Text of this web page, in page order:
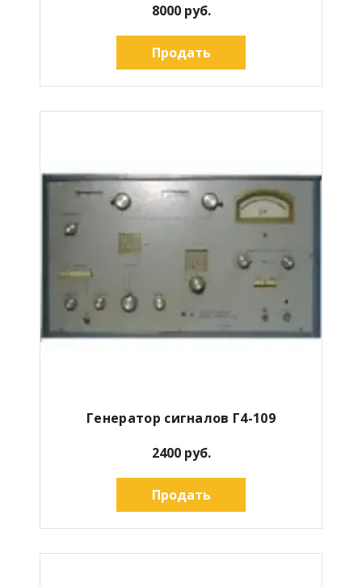
8000 руб.
Продать
Генератор сигналов Г4-109
2400 руб.
Продать